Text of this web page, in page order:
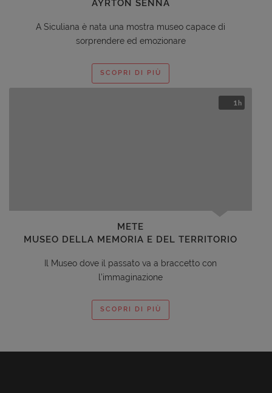
AYRTON SENNA
A Siculiana è nata una mostra museo capace di
sorprendere ed emozionare
SCOPRI DI PIÙ
METE
MUSEO DELLA MEMORIA E DEL TERRITORIO
Il Museo dove il passato va a braccetto con
l’immaginazione
SCOPRI DI PIÙ
1 h